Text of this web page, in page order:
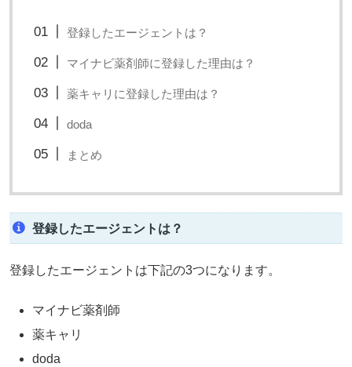
登録したエージェントは？
マイナビ薬剤師に登録した理由は？
薬キャリに登録した理由は？
doda
まとめ
登録したエージェントは？
登録したエージェントは下記の3つになります。
マイナビ薬剤師
薬キャリ
doda